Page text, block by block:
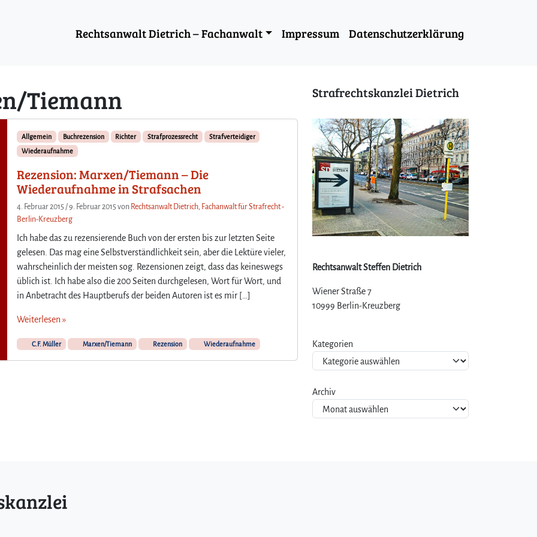
Rechtsanwalt Dietrich – Fachanwalt Impressum Datenschutzerklärung
Tiemann
Allgemein Buchrezension Richter Strafprozessrecht
Strafverteidiger
Wiederaufnahme
Rezension: Marxen/Tiemann – Die
Wiederaufnahme in Strafsachen
4. Februar 2015 /9. Februar 2015von Rechtsanwalt Dietrich, Fachanwalt für Strafrecht -
Berlin-Kreuzberg
Ich habe das zu rezensierende Buch von der ersten bis zur letzten Seite
gelesen. Das mag eine Selbstverständlichkeit sein, aber die Lektüre vieler,
wahrscheinlich der meisten sog. Rezensionen zeigt, dass das keineswegs
üblich ist. Ich habe also die 200 Seiten durchgelesen, Wort für Wort, und
in Anbetracht des Hauptberufs der beiden Autoren ist es mir […]
Weiterlesen »
C.F. Müller Marxen/Tiemann Rezension Wiederaufnahme
Strafrechtskanzlei Dietrich
Rechtsanwalt Steffen Dietrich
Wiener Straße 7
10999 Berlin-Kreuzberg
Kategorien
Archiv